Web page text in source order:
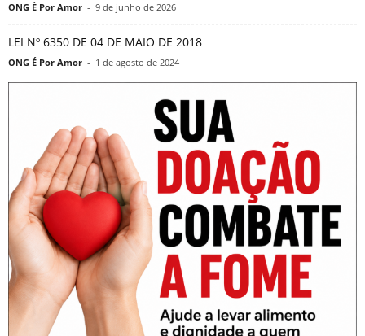
ONG É Por Amor - 9 de junho de 2026
LEI Nº 6350 DE 04 DE MAIO DE 2018
ONG É Por Amor - 1 de agosto de 2024